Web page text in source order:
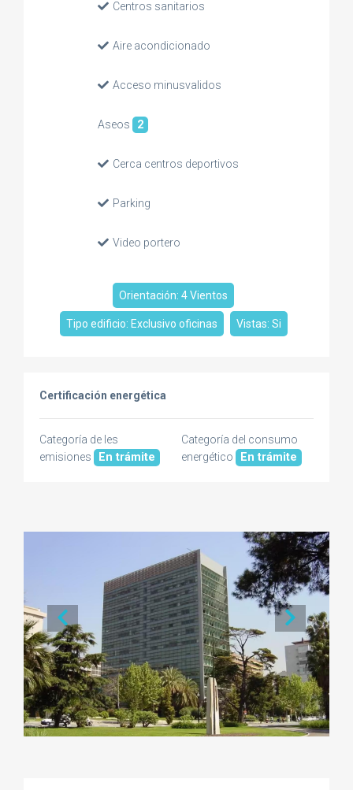
Centros sanitarios
Aire acondicionado
Acceso minusvalidos
Aseos 2
Cerca centros deportivos
Parking
Video portero
Orientación: 4 Vientos
Tipo edificio: Exclusivo oficinas Vistas: Si
Certificación energética
Categoría de les
emisiones
En trámite
Categoría del consumo
energético
En trámite